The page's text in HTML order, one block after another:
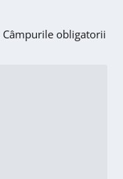
Câmpurile obligatorii